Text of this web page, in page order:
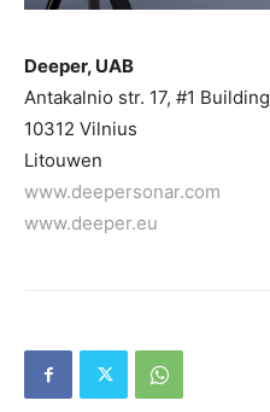
Deeper, UAB
Antakalnio str. 17, #1 Building
10312 Vilnius
Litouwen
www.deepersonar.com
www.deeper.eu